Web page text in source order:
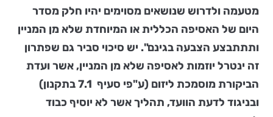
מטעמה ולדרוש שנושאים מסוימים יהיו חלק מסדר
היום של האסיפה הכללית או המיוחדת שלא מן המניין
ותתתבצע הצבעה בגינם". יש סיכוי סביר גם שפתרון
זה ינטרל יוזמות לאסיפה שלא מן המניין, אשר ועדת
הביקורת מוסמכת ליזום (ע"פי סעיף 7.1 בתקנון)
ובניגוד לדעת הוועד, תהליך אשר לא יוסיף כבוד